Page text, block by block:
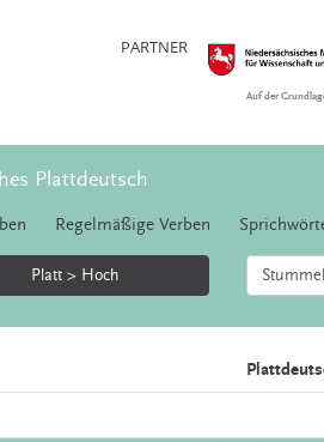
PARTNER
Auf der
Plattdeutsch
Regelmäßige Verben
Platt > Hoch